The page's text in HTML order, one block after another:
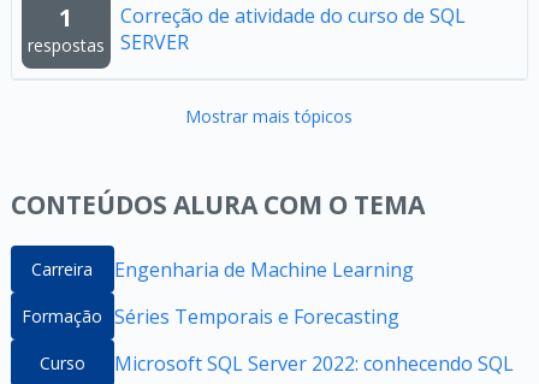
1
respostas
Correção de atividade do curso de SQL
SERVER
Mostrar mais tópicos
CONTEÚDOS ALURA COM O TEMA
Carreira Engenharia de Machine Learning
Formação Séries Temporais e Forecasting
Curso Microsoft SQL Server 2022: conhecendo SQL